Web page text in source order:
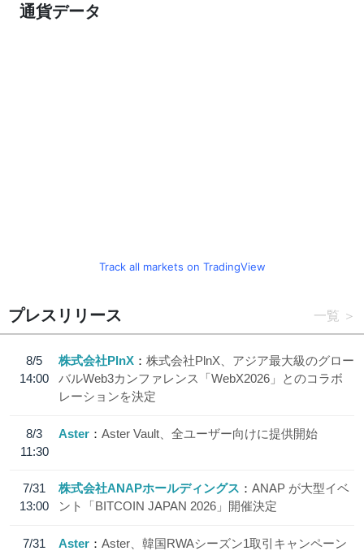
通貨データ
Track all markets on TradingView
プレスリリース 一覧
8/5
14:00
株式会社PlnX
株式会社PlnX、アジア最大級のグロー
バルWeb3カンファレンス「WebX2026」とのコラボ
レーションを決定
8/3
11:30
Aster Aster Vault、全ユーザー向けに提供開始
7/31
13:00
株式会社ANAPホールディングス
ANAP が大型イベ
ント「BITCOIN JAPAN 2026」開催決定
7/31
Aster
Aster、韓国RWAシーズン1取引キャンペーン